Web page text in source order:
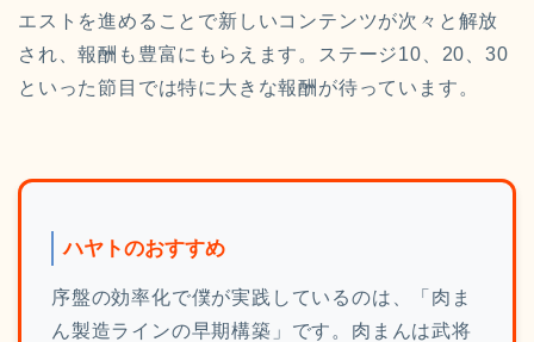
エストを進めることで新しいコンテンツが次々と解放
され、報酬も豊富にもらえます。ステージ10、20、30
といった節目では特に大きな報酬が待っています。
ハヤトのおすすめ
序盤の効率化で僕が実践しているのは、「肉ま
ん製造ラインの早期構築」です。肉まんは武将